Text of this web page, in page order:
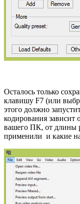
Осталось только
клавишу F7 (или
этого должно
кодирования зависит
вашего ПК, от длины
применили и какие